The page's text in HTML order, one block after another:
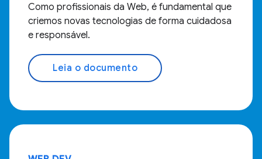
Como profissionais da Web, é fundamental que
criemos novas tecnologias de forma cuidadosa
e responsável.
Leia o documento